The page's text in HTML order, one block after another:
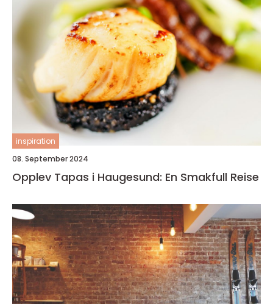
inspiration
08. September 2024
Opplev Tapas i Haugesund: En Smakfull Reise